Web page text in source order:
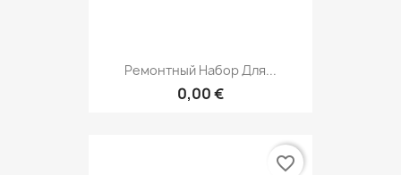
Ремонтный Набор Для...
0,00 €
favorite_border